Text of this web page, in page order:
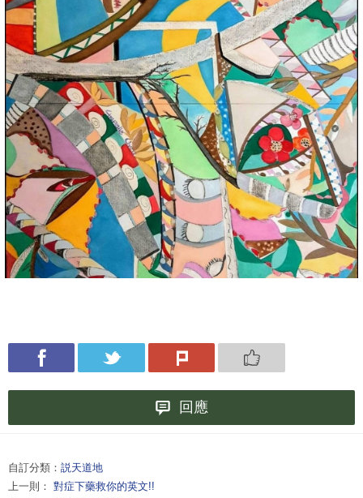
回應
自訂分類： 説天道地
上一則： 對症下藥救你的英文!!